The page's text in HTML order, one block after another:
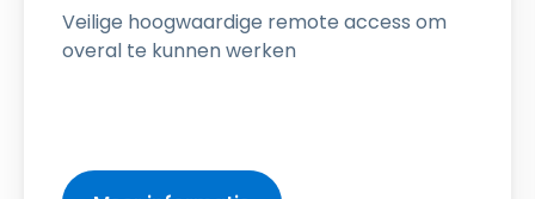
Veilige hoogwaardige remote access om
overal te kunnen werken